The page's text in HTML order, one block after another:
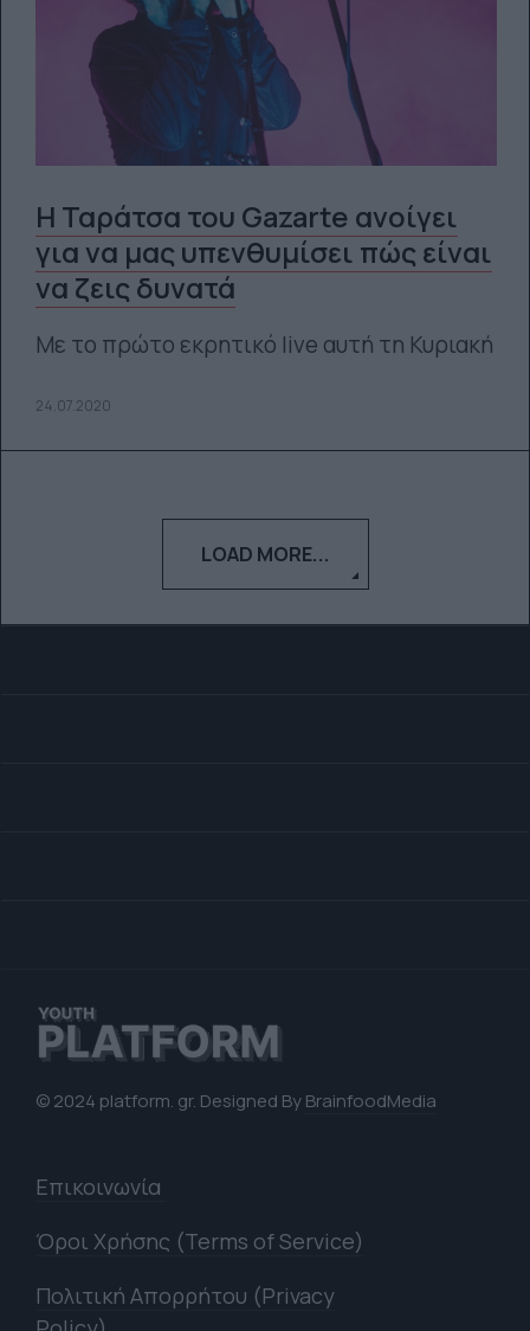
Η Ταράτσα του Gazarte ανοίγει
για να μας υπενθυμίσει πώς είναι
να ζεις δυνατά
Με το πρώτο εκρητικό live αυτή τη Κυριακή
24.07.2020
LOAD MORE...
© 2024 platform. gr. Designed ByBrainfoodMedia
Επικοινωνία
Όροι Χρήσης (Terms of Service)
Πολιτική Απορρήτου (Privacy